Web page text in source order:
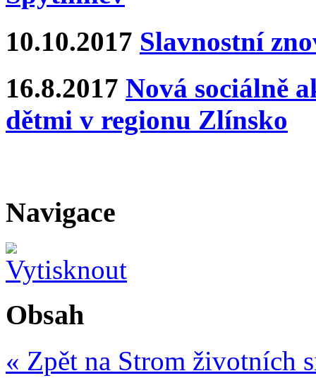
10.10.2017 Slavnostní
16.8.2017 Nová sociálně
dětmi v regionu Zlínsko
Navigace
Obsah
« Zpět na Strom životních